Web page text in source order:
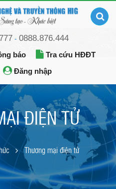
- 0888.876.444
báo
Tra cứu HĐĐT
Đăng nhập
ĐIỆN TỬ
Thương mại điện tử